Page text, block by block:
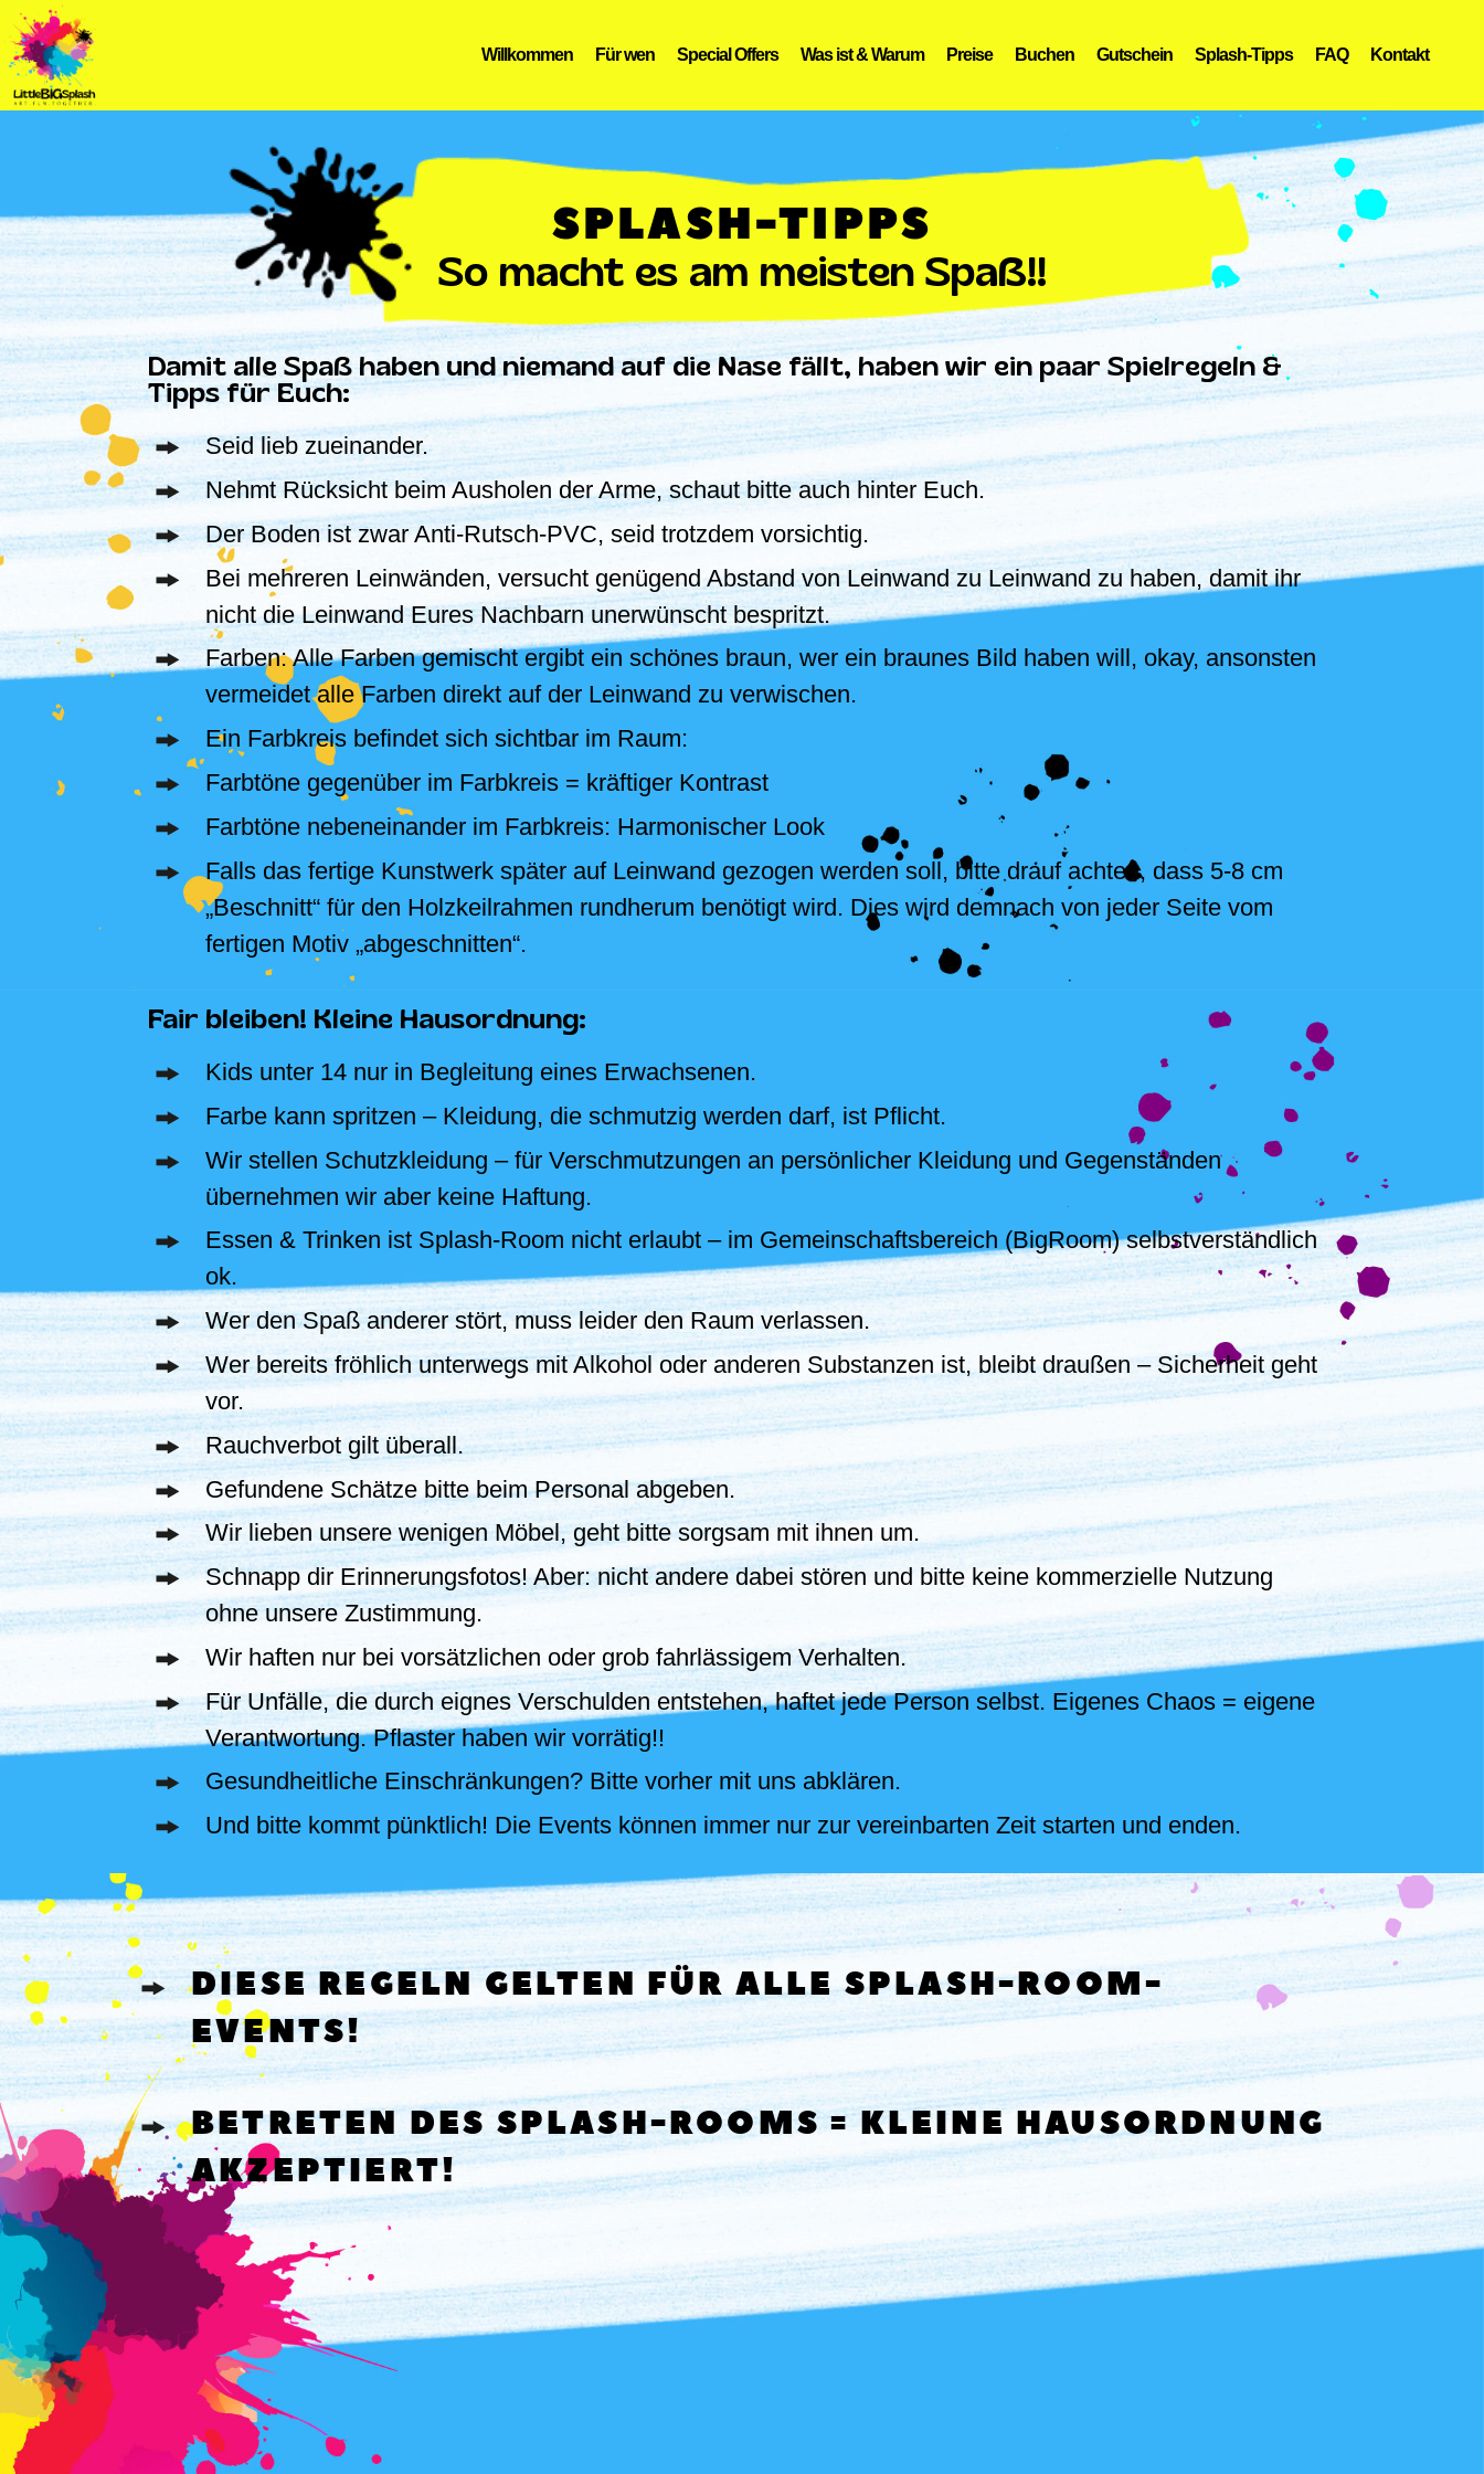
Skip
to
content
Willkommen Für wen Special Offers Was ist & Warum Preise Buchen Gutschein Splash-Tipps FAQ Kontakt
SPLASH-TIPPS
So macht es am meisten Spaß!!
Damit alle Spaß haben und niemand auf die Nase fällt, haben wir ein paar Spielregeln &
Tipps für Euch:
Seid lieb zueinander.
Nehmt Rücksicht beim Ausholen der Arme, schaut bitte auch hinter Euch.
Der Boden ist zwar Anti-Rutsch-PVC, seid trotzdem vorsichtig.
Bei mehreren Leinwänden, versucht genügend Abstand von Leinwand zu Leinwand zu haben, damit ihr
nicht die Leinwand Eures Nachbarn unerwünscht bespritzt.
Farben: Alle Farben gemischt ergibt ein schönes braun, wer ein braunes Bild haben will, okay, ansonsten
vermeidet alle Farben direkt auf der Leinwand zu verwischen.
Ein Farbkreis befindet sich sichtbar im Raum:
Farbtöne gegenüber im Farbkreis = kräftiger Kontrast
Farbtöne nebeneinander im Farbkreis: Harmonischer Look
Falls das fertige Kunstwerk später auf Leinwand gezogen werden soll, bitte drauf achten, dass 5-8 cm
„Beschnitt“ für den Holzkeilrahmen rundherum benötigt wird. Dies wird demnach von jeder Seite vom
fertigen Motiv „abgeschnitten“.
Fair bleiben! Kleine Hausordnung:
Kids unter 14 nur in Begleitung eines Erwachsenen.
Farbe kann spritzen – Kleidung, die schmutzig werden darf, ist Pflicht.
Wir stellen Schutzkleidung – für Verschmutzungen an persönlicher Kleidung und Gegenständen
übernehmen wir aber keine Haftung.
Essen & Trinken ist Splash-Room nicht erlaubt – im Gemeinschaftsbereich (BigRoom) selbstverständlich
ok.
Wer den Spaß anderer stört, muss leider den Raum verlassen.
Wer bereits fröhlich unterwegs mit Alkohol oder anderen Substanzen ist, bleibt draußen – Sicherheit geht
vor.
Rauchverbot gilt überall.
Gefundene Schätze bitte beim Personal abgeben.
Wir lieben unsere wenigen Möbel, geht bitte sorgsam mit ihnen um.
Schnapp dir Erinnerungsfotos! Aber: nicht andere dabei stören und bitte keine kommerzielle Nutzung
ohne unsere Zustimmung.
Wir haften nur bei vorsätzlichen oder grob fahrlässigem Verhalten.
Für Unfälle, die durch eignes Verschulden entstehen, haftet jede Person selbst. Eigenes Chaos = eigene
Verantwortung. Pflaster haben wir vorrätig!!
Gesundheitliche Einschränkungen? Bitte vorher mit uns abklären.
Und bitte kommt pünktlich! Die Events können immer nur zur vereinbarten Zeit starten und enden.
DIESE REGELN GELTEN FÜR ALLE SPLASH-ROOM-
EVENTS!
BETRETEN DES SPLASH-ROOMS = KLEINE HAUSORDNUNG
AKZEPTIERT!